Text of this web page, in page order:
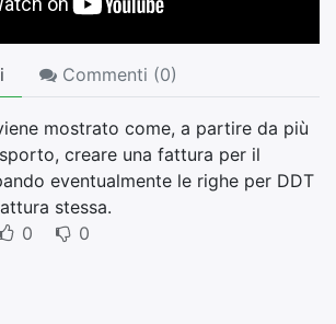
Commenti (0)
mostrato come, a partire da più
creare una fattura per il
eventualmente le righe per DDT
stessa.
0 0